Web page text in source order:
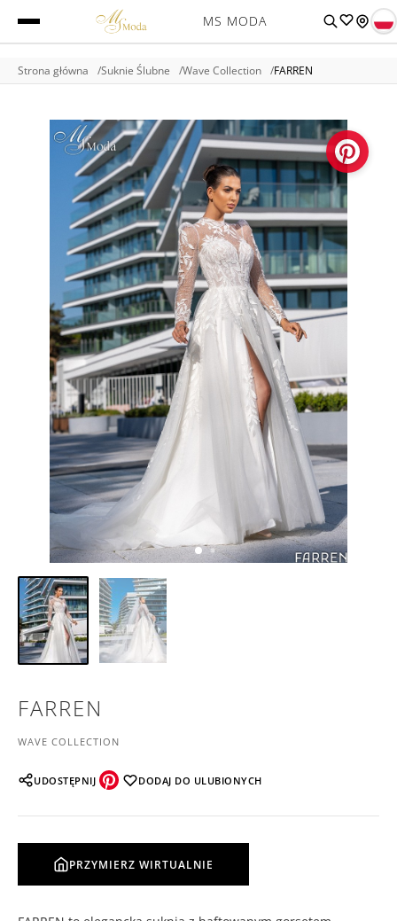
MS MODA
Strona główna Suknie Ślubne Wave Collection FARREN
FARREN
WAVE COLLECTION
UDOSTĘPNIJ DODAJ DO ULUBIONYCH
PRZYMIERZ WIRTUALNIE